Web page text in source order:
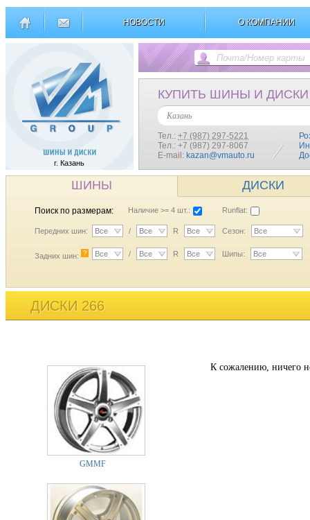
НОВОСТИ О КОМПАНИИ
г. Казань
КУПИТЬ ШИНЫ И ДИСКИ
Казань
Тел.: +7 (987) 297-5221
Тел.: +7 (987) 297-8067
E-mail: kazan@vmauto.ru
ШИНЫ ДИСКИ
Поиск по размерам: Наличие >= 4 шт.: Runflat:
Передних шин: Все / Все R Все Сезон: Все
Задних шин: ? Все / Все R Все Шипы: Все
ДИСКИ 266
GMMF
К сожалению, ничего